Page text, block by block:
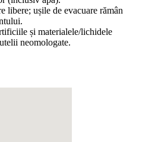
libere; ușile de evacuare rămân
și materialele/lichidele
neomologate.